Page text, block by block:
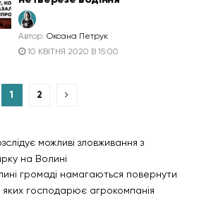
Автор: Оксана Петрук
10 КВІТНЯ 2020 В 15:00
1 2
можливі зловживання з
на Волині
громаді намагаються повернути
яких господарює агрокомпанія